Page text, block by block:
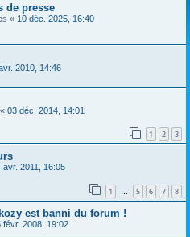
de presse
« 10 déc. 2025, 16:40
2010, 14:46
« 03 déc. 2014, 14:01
1 2 3
avr. 2011, 16:05
1 … 5 6 7 8
est banni du forum !
févr. 2008, 19:02